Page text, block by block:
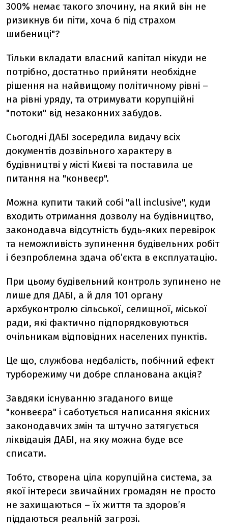
300% немає такого злочину, на який він не
ризикнув би піти, хоча б під страхом
шибениці"?
Тільки вкладати власний капітал нікуди не
потрібно, достатньо прийняти необхідне
рішення на найвищому політичному рівні –
на рівні уряду, та отримувати корупційні
"потоки" від незаконних забудов.
Сьогодні ДАБІ зосередила видачу всіх
документів дозвільного характеру в
будівництві у місті Києві та поставила це
питання на "конвеєр".
Можна купити такий собі "all inclusive", куди
входить отримання дозволу на будівництво,
законодавча відсутність будь-яких перевірок
та неможливість зупинення будівельних робіт
і безпроблемна здача об’єкта в експлуатацію.
При цьому будівельний контроль зупинено не
лише для ДАБІ, а й для 101 органу
архбуконтролю сільської, селищної, міської
ради, які фактично підпорядковуються
очільникам відповідних населених пунктів.
Це що, службова недбалість, побічний ефект
турборежиму чи добре спланована акція?
Завдяки існуванню згаданого вище
"конвеєра" і саботується написання якісних
законодавчих змін та штучно затягується
ліквідація ДАБІ, на яку можна буде все
списати.
Тобто, створена ціла корупційна система, за
якої інтереси звичайних громадян не просто
не захищаються – їх життя та здоров’я
піддаються реальній загрозі.